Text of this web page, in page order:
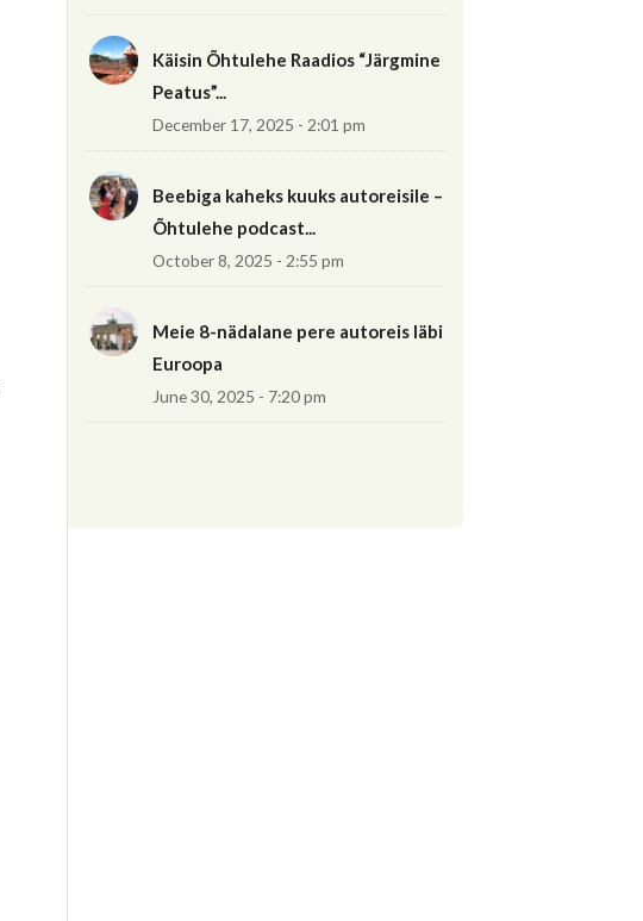
Käisin Õhtulehe Raadios “Järgmine
Peatus”...
December 17, 2025 - 2:01 pm
Beebiga kaheks kuuks autoreisile –
Õhtulehe podcast...
October 8, 2025 - 2:55 pm
Meie 8-nädalane pere autoreis läbi
Euroopa
June 30, 2025 - 7:20 pm